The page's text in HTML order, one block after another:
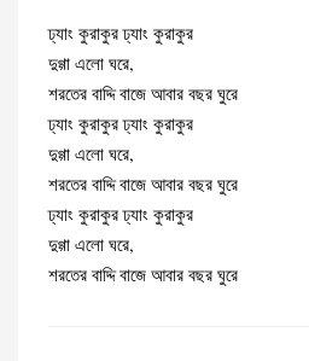
ঢ্যাং কুরাকুর ঢ্যাং কুরাকুর
দুগ্গা এলো ঘরে,
শরতের বাদ্দি বাজে আবার বছর ঘুরে
ঢ্যাং কুরাকুর ঢ্যাং কুরাকুর
দুগ্গা এলো ঘরে,
শরতের বাদ্দি বাজে আবার বছর ঘুরে
ঢ্যাং কুরাকুর ঢ্যাং কুরাকুর
দুগ্গা এলো ঘরে,
শরতের বাদ্দি বাজে আবার বছর ঘুরে